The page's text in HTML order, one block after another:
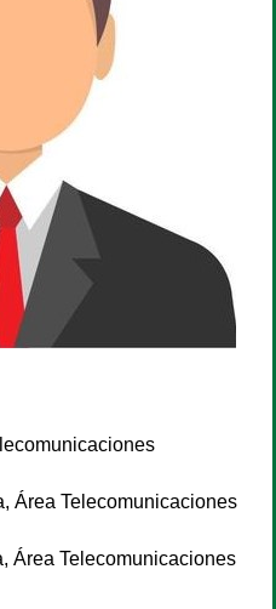
Área Telecomunicaciones
Área Telecomunicaciones